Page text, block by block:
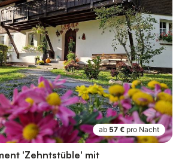
ab 57 € pro Nacht
'Zehntstüble' mit